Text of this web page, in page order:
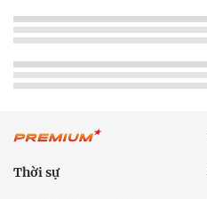
Thời sự